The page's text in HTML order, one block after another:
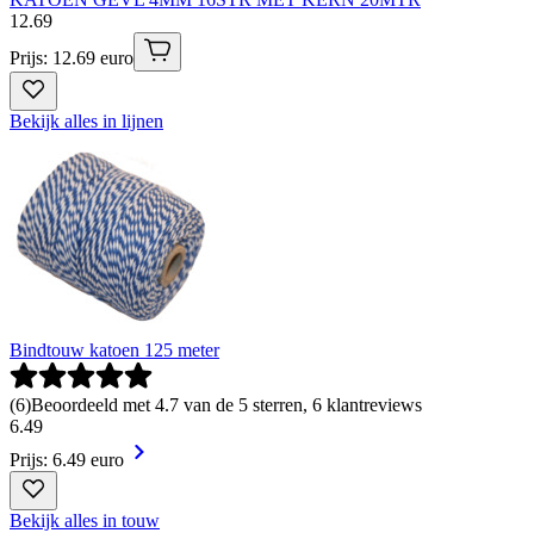
12.69
Prijs: 12.69 euro
Bekijk alles in lijnen
Bindtouw katoen 125 meter
(6)Beoordeeld met 4.7 van de 5 sterren, 6 klantreviews
6.49
Prijs: 6.49 euro
Bekijk alles in touw